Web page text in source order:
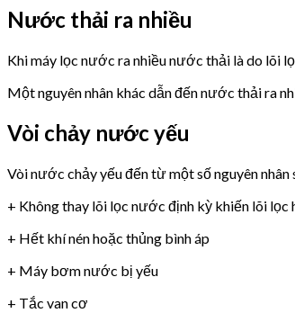
Nước thải ra nhiều
Khi máy lọc nước ra nhiều nước thải là do lõi
Một nguyên nhân khác dẫn đến nước thải ra
Vòi chảy nước yếu
Vòi nước chảy yếu đến từ một số nguyên nhân
+ Không thay lõi lọc nước định kỳ khiến lõi
+ Hết khí nén hoặc thủng bình áp
+ Máy bơm nước bị yếu
+ Tắc van cơ